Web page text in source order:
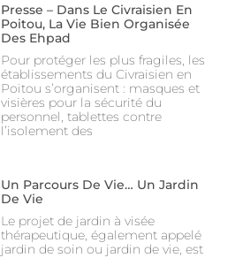
Presse – Dans Le Civraisien En
Poitou, La Vie Bien Organisée
Des Ehpad
Pour protéger les plus fragiles, les
établissements du Civraisien en
Poitou s’organisent : masques et
visières pour la sécurité du
personnel, tablettes contre
l’isolement des
Un Parcours De Vie… Un Jardin
De Vie
Le projet de jardin à visée
thérapeutique, également appelé
jardin de soin ou jardin de vie, est